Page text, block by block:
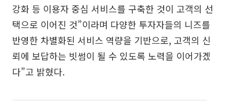
강화 등 이용자 중심 서비스를 구축한 것이 고객의 선
택으로 이어진 것”이라며 다양한 투자자들의 니즈를
반영한 차별화된 서비스 역량을 기반으로, 고객의 신
뢰에 보답하는 빗썸이 될 수 있도록 노력을 이어가겠
다”고 밝혔다.